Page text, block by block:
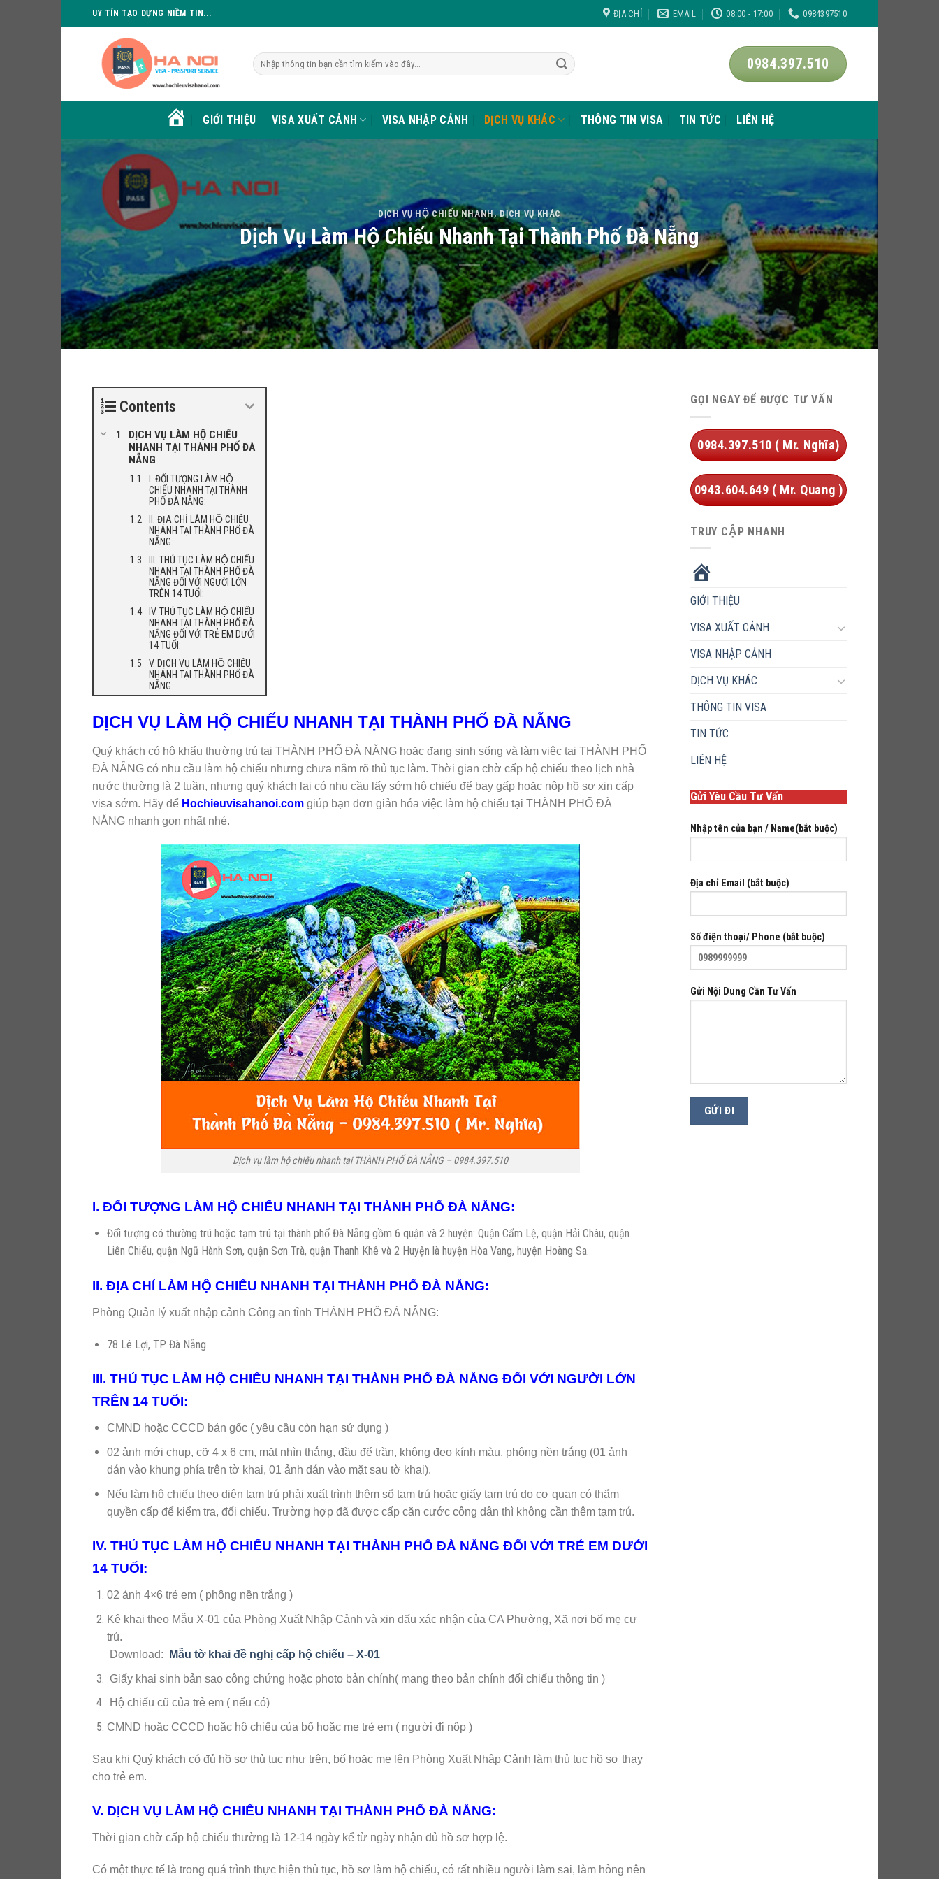
to
UY TÍN TẠO DỰNG NIỀM TIN... ĐỊA CHỈ EMAIL 08:00 - 17:00 0984397510
0984.397.510
HOME GIỚI THIỆU VISA XUẤT CẢNH VISA NHẬP CẢNH DỊCH VỤ KHÁC THÔNG TIN VISA TIN TỨC LIÊN HỆ
DỊCH VỤ HỘ CHIẾU NHANH,DỊCH VỤ KHÁC
Dịch Vụ Làm Hộ Chiếu Nhanh Tại Thành Phố Đà Nẵng
Contents
DỊCH VỤ LÀM HỘ CHIẾU
NHANH TẠI THÀNH PHỐ ĐÀ
NẴNG
I. ĐỐI TƯỢNG LÀM HỘ
CHIẾU NHANH TẠI THÀNH
PHỐ ĐÀ NẴNG:
II. ĐỊA CHỈ LÀM HỘ CHIẾU
NHANH TẠI THÀNH PHỐ ĐÀ
NẴNG:
III. THỦ TỤC LÀM HỘ CHIẾU
NHANH TẠI THÀNH PHỐ ĐÀ
NẴNG ĐỐI VỚI NGƯỜI LỚN
TRÊN 14 TUỔI:
IV. THỦ TỤC LÀM HỘ CHIẾU
NHANH TẠI THÀNH PHỐ ĐÀ
NẴNG ĐỐI VỚI TRẺ EM DƯỚI
14 TUỔI:
V. DỊCH VỤ LÀM HỘ CHIẾU
NHANH TẠI THÀNH PHỐ ĐÀ
NẴNG:
DỊCH VỤ LÀM HỘ CHIẾU NHANH TẠI THÀNH PHỐ ĐÀ NẴNG
Quý khách có hộ khẩu thường trú tại THÀNH PHỐ ĐÀ NẴNG hoặc đang sinh sống và làm việc tại THÀNH PHỐ
ĐÀ NẴNG có nhu cầu làm hộ chiếu nhưng chưa nắm rõ thủ tục làm. Thời gian chờ cấp hộ chiếu theo lịch nhà
nước thường là 2 tuần, nhưng quý khách lại có nhu cầu lấy sớm hộ chiếu để bay gấp hoặc nộp hồ sơ xin cấp
visa sớm. Hãy để Hochieuvisahanoi.com giúp bạn đơn giản hóa việc làm hộ chiếu tại THÀNH PHỐ ĐÀ
NẴNG nhanh gọn nhất nhé.
Dịch vụ làm hộ chiếu nhanh tại THÀNH PHỐ ĐÀ NẴNG – 0984.397.510
I. ĐỐI TƯỢNG LÀM HỘ CHIẾU NHANH TẠI THÀNH PHỐ ĐÀ NẴNG:
Đối tượng có thường trú hoặc tạm trú tại thành phố Đà Nẵng gồm 6 quận và 2 huyện: Quận Cẩm Lệ, quận Hải Châu, quận
Liên Chiểu, quận Ngũ Hành Sơn, quận Sơn Trà, quận Thanh Khê và 2 Huyện là huyện Hòa Vang, huyện Hoàng Sa.
II. ĐỊA CHỈ LÀM HỘ CHIẾU NHANH TẠI THÀNH PHỐ ĐÀ NẴNG:
Phòng Quản lý xuất nhập cảnh Công an tỉnh THÀNH PHỐ ĐÀ NẴNG:
78 Lê Lợi, TP Đà Nẵng
III. THỦ TỤC LÀM HỘ CHIẾU NHANH TẠI THÀNH PHỐ ĐÀ NẴNG ĐỐI VỚI NGƯỜI LỚN
TRÊN 14 TUỔI:
CMND hoặc CCCD bản gốc ( yêu cầu còn hạn sử dụng )
02 ảnh mới chụp, cỡ 4 x 6 cm, mặt nhìn thẳng, đầu để trần, không đeo kính màu, phông nền trắng (01 ảnh
dán vào khung phía trên tờ khai, 01 ảnh dán vào mặt sau tờ khai).
Nếu làm hộ chiếu theo diện tạm trú phải xuất trình thêm sổ tạm trú hoặc giấy tạm trú do cơ quan có thẩm
quyền cấp để kiểm tra, đối chiếu. Trường hợp đã được cấp căn cước công dân thì không cần thêm tạm trú.
IV. THỦ TỤC LÀM HỘ CHIẾU NHANH TẠI THÀNH PHỐ ĐÀ NẴNG ĐỐI VỚI TRẺ EM DƯỚI
14 TUỔI:
02 ảnh 4×6 trẻ em ( phông nền trắng )
Kê khai theo Mẫu X-01 của Phòng Xuất Nhập Cảnh và xin dấu xác nhận của CA Phường, Xã nơi bố mẹ cư
trú.
Download:
Mẫu tờ khai đề nghị cấp hộ chiếu – X-01
Giấy khai sinh bản sao công chứng hoặc photo bản chính( mang theo bản chính đối chiếu thông tin )
Hộ chiếu cũ của trẻ em ( nếu có)
CMND hoặc CCCD hoặc hộ chiếu của bố hoặc mẹ trẻ em ( người đi nộp )
Sau khi Quý khách có đủ hồ sơ thủ tục như trên, bố hoặc mẹ lên Phòng Xuất Nhập Cảnh làm thủ tục hồ sơ thay
cho trẻ em.
V. DỊCH VỤ LÀM HỘ CHIẾU NHANH TẠI THÀNH PHỐ ĐÀ NẴNG:
Thời gian chờ cấp hộ chiếu thường là 12-14 ngày kể từ ngày nhận đủ hồ sơ hợp lệ.
Có một thực tế là trong quá trình thực hiện thủ tục, hồ sơ làm hộ chiếu, có rất nhiều người làm sai, làm hỏng nên
GỌI NGAY ĐỂ ĐƯỢC TƯ VẤN
0984.397.510 ( Mr. Nghĩa)
0943.604.649 ( Mr. Quang )
TRUY CẬP NHANH
GIỚI THIỆU
VISA XUẤT CẢNH
VISA NHẬP CẢNH
DỊCH VỤ KHÁC
THÔNG TIN VISA
TIN TỨC
LIÊN HỆ
Gửi Yêu Cầu Tư Vấn
Nhập tên của bạn / Name(bắt buộc)
Địa chỉ Email (bắt buộc)
Số điện thoại/ Phone (bắt buộc)
Gửi Nội Dung Cần Tư Vấn